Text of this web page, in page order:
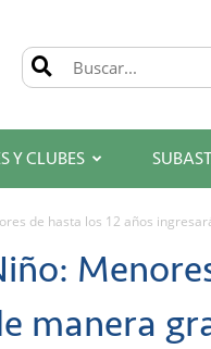
Y CLUBES
de hasta los 12 años
manera